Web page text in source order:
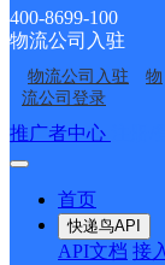
400-8699-100
物流公司入驻
物流公司入驻
物
流公司登录
推广者中心
首页
快递鸟API
API文档 接
道
派送
路,河
路 L: